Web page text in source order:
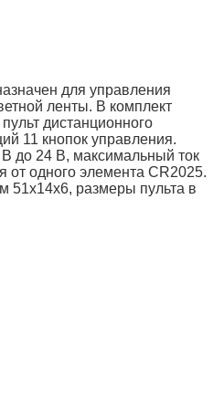
для управления
ленты. В комплект
дистанционного
11 кнопок управления.
до 24 В, максимальный ток
от одного элемента CR2025.
51x14x6, размеры пульта в